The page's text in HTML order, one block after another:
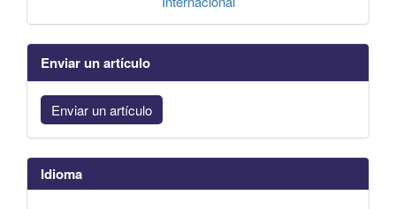
Enviar un artículo
Enviar un artículo
Idioma